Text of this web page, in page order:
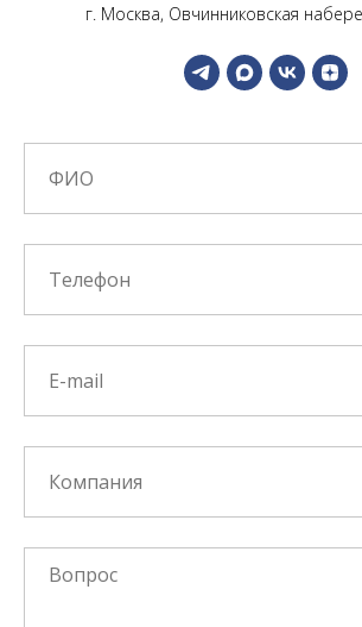
г. Москва, Овчинниковская